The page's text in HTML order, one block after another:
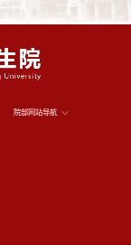
院部网站导航